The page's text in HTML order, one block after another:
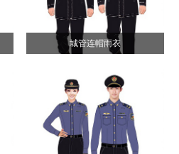
城管连帽雨衣